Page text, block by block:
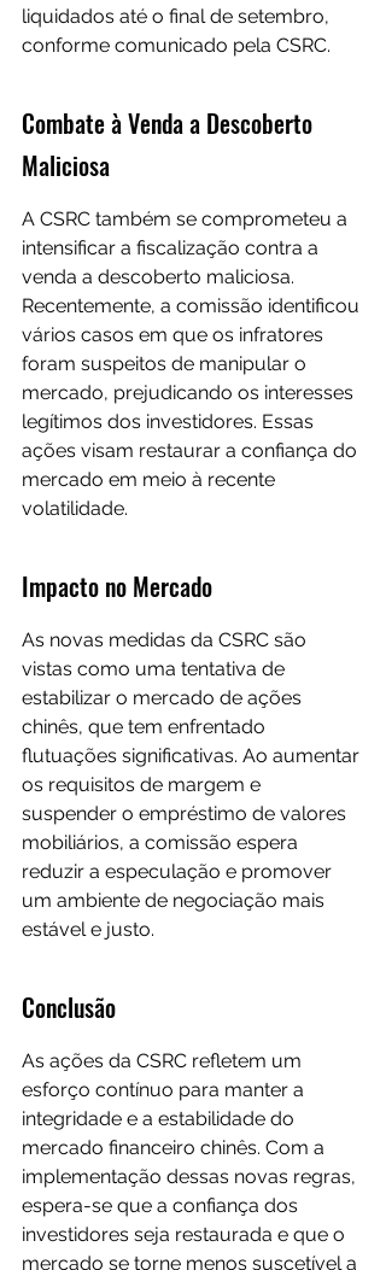
liquidados até o final de setembro,
conforme comunicado pela CSRC.
Combate à Venda a Descoberto
Maliciosa
A CSRC também se comprometeu a
intensificar a fiscalização contra a
venda a descoberto maliciosa.
Recentemente, a comissão identificou
vários casos em que os infratores
foram suspeitos de manipular o
mercado, prejudicando os interesses
legítimos dos investidores. Essas
ações visam restaurar a confiança do
mercado em meio à recente
volatilidade.
Impacto no Mercado
As novas medidas da CSRC são
vistas como uma tentativa de
estabilizar o mercado de ações
chinês, que tem enfrentado
flutuações significativas. Ao aumentar
os requisitos de margem e
suspender o empréstimo de valores
mobiliários, a comissão espera
reduzir a especulação e promover
um ambiente de negociação mais
estável e justo.
Conclusão
As ações da CSRC refletem um
esforço contínuo para manter a
integridade e a estabilidade do
mercado financeiro chinês. Com a
implementação dessas novas regras,
espera-se que a confiança dos
investidores seja restaurada e que o
mercado se torne menos suscetível a